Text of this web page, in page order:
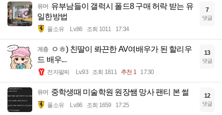
유머 유부남들이 갤럭시 폴드8 구매 허락 받는 유
일한방법
풀소유 Lv.86 조회 1011 17:34
7
댓글
계층
ㅇㅎ) 친딸이 롸끈한 AV여배우가 된 할리우
드 배우...
전자팔찌 Lv.93 조회 1811 추천 1 17:30
13
댓글
유머 중학생때 미술학원 원장쌤 망사 팬티 본 썰
풀소유 Lv.86 조회 1659 17:25
12
댓글